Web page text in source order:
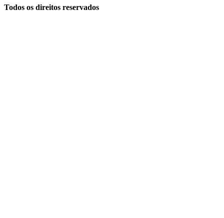
Todos os direitos reservados